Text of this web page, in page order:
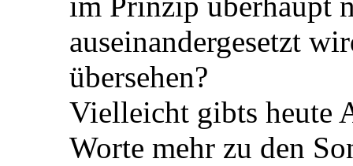
auseinandergesetzt
übersehen?
Vielleicht gibts heute
Worte mehr zu den